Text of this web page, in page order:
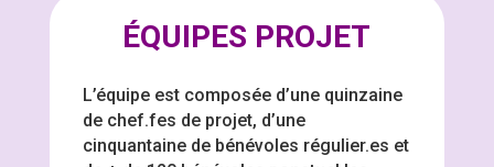
ÉQUIPES PROJET
L’équipe est composée d’une quinzaine
de chef.fes de projet, d’une
cinquantaine de bénévoles régulier.es et